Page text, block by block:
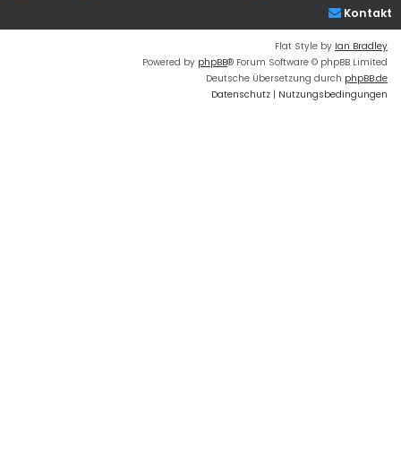
Kontakt
Flat Style by Ian Bradley
Powered by phpBB® Forum Software © phpBB Limited
Deutsche Übersetzung durch phpBB.de
Datenschutz | Nutzungsbedingungen